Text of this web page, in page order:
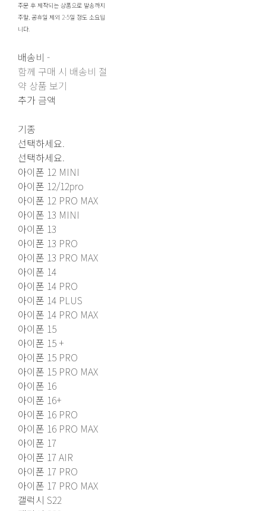
주문 후 제작되는 상품으로 발송까지
주말, 공휴일 제외 2-5일 정도 소요됩
니다.
배송비 -
함께 구매 시 배송비 절
약 상품 보기
추가 금액
기종
선택하세요.
선택하세요.
아이폰 12 MINI
아이폰 12/12pro
아이폰 12 PRO MAX
아이폰 13 MINI
아이폰 13
아이폰 13 PRO
아이폰 13 PRO MAX
아이폰 14
아이폰 14 PRO
아이폰 14 PLUS
아이폰 14 PRO MAX
아이폰 15
아이폰 15 +
아이폰 15 PRO
아이폰 15 PRO MAX
아이폰 16
아이폰 16+
아이폰 16 PRO
아이폰 16 PRO MAX
아이폰 17
아이폰 17 AIR
아이폰 17 PRO
아이폰 17 PRO MAX
갤럭시 S22